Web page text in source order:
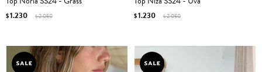
$1.230 $2.050 $1.230 $2.050